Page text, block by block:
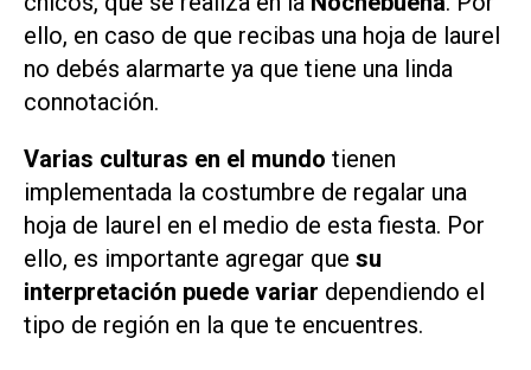
ello, en caso de que recibas una hoja de laurel
no debés alarmarte ya que tiene una linda
connotación.
Varias culturas en el mundo tienen
implementada la costumbre de regalar una
hoja de laurel en el medio de esta fiesta. Por
ello, es importante agregar que su
interpretación puede variar dependiendo el
tipo de región en la que te encuentres.